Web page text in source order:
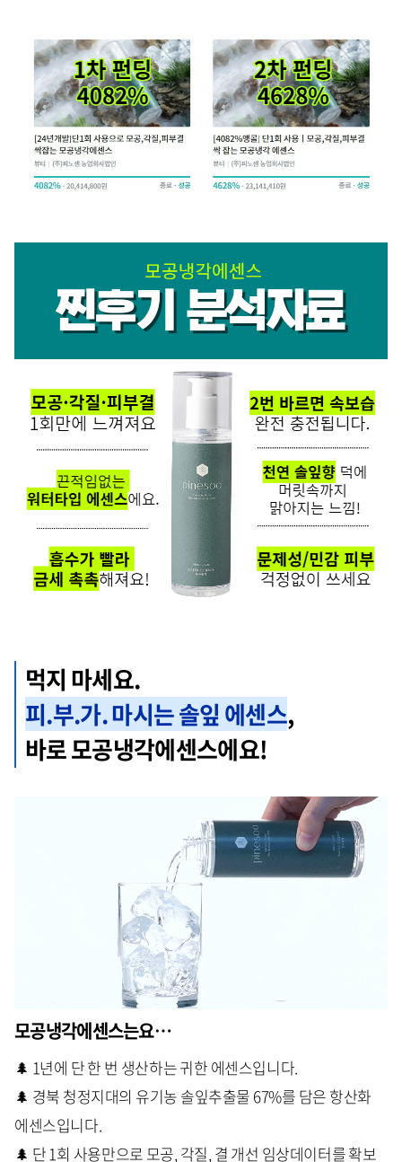
먹지 마세요.
피.부.가. 마시는 솔잎 에센스,
바로 모공냉각에센스에요!
모공냉각에센스는요…
🌲 1년에 단 한 번 생산하는 귀한 에센스입니다.
🌲 경북 청정지대의 유기농 솔잎추출물 67%를 담은 항산화
에센스입니다.
🌲 단 1회 사용만으로 모공, 각질, 결 개선 임상데이터를 확보